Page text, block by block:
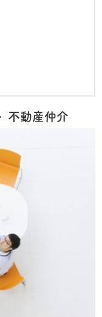
不動産仲介